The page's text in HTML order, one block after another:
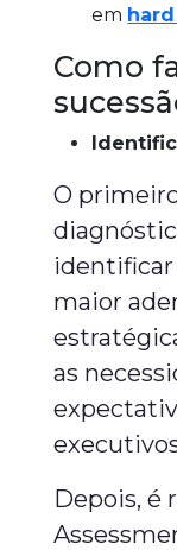
em
Como
O
identificar
maior
as
Depois, é